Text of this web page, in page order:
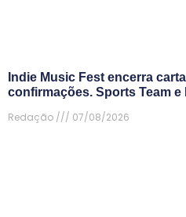
Indie Music Fest encerra
confirmações. Sports Team
Redação
07/08/2026